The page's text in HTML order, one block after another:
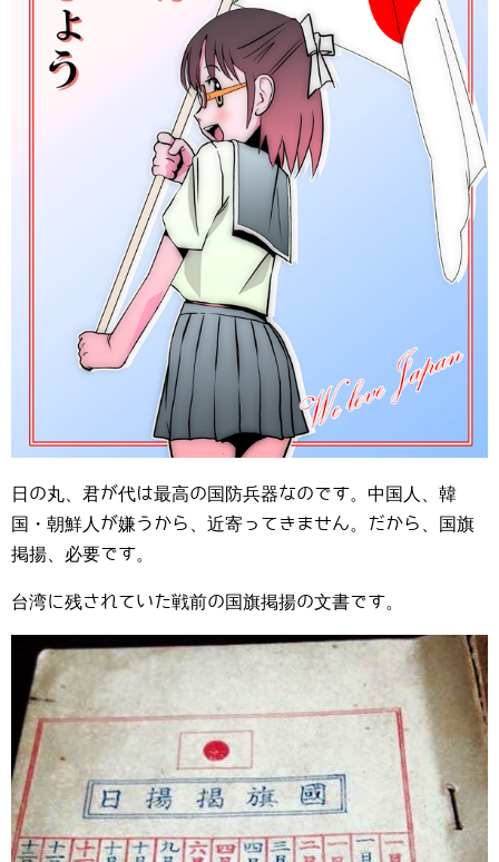
日の丸、君が代は最高の国防兵器なのです。中国人、韓
国・朝鮮人が嫌うから、近寄ってきません。だから、国旗
掲揚、必要です。
台湾に残されていた戦前の国旗掲揚の文書です。